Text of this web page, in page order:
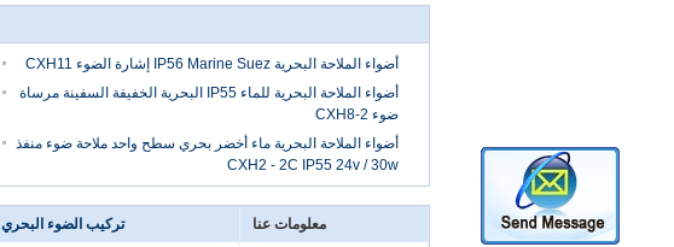
أضواء الملاحة البحرية IP56 Marine Suez إشارة الضوء CXH11
أضواء الملاحة البحرية للماء IP55 البحرية الخفيفة السفينة مرساة
ضوء CXH8-2
أضواء الملاحة البحرية ماء أخضر بحري سطح واحد ملاحة ضوء منفذ
CXH2 - 2C IP55 24v / 30w
معلومات عنا تركيب الضوء البحري